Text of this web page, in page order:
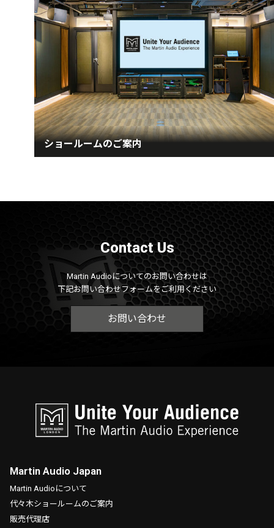
ショールームのご案内
Contact Us
Martin Audioについてのお問い合わせは
下記お問い合わせフォームをご利用ください
お問い合わせ
Martin Audio Japan
Martin Audioについて
代々木ショールームのご案内
販売代理店